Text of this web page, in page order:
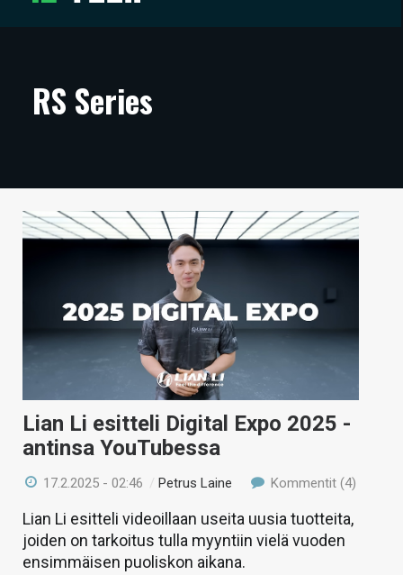
ARTIKKELIT
TECHBBS
TIETOA
VAIHDA TEEMA
HAKU
RS Series
Lian Li esitteli Digital Expo 2025 -
antinsa YouTubessa
17.2.2025 - 02:46 /Petrus Laine Kommentit (4)
Lian Li esitteli videoillaan useita uusia tuotteita,
joiden on tarkoitus tulla myyntiin vielä vuoden
ensimmäisen puoliskon aikana.